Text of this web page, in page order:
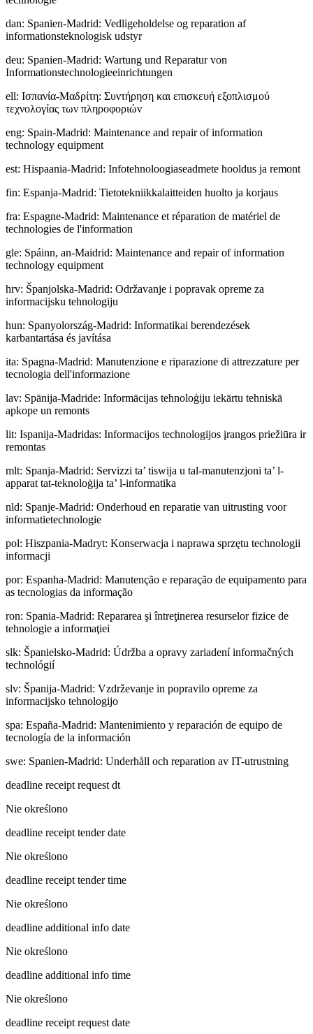
dan: Spanien-Madrid: Vedligeholdelse og reparation af
informationsteknologisk udstyr
deu: Spanien-Madrid: Wartung und Reparatur von
Informationstechnologieeinrichtungen
ell: Ισπανία-Μαδρίτη: Συντήρηση και επισκευή εξοπλισμού
τεχνολογίας των πληροφοριών
eng: Spain-Madrid: Maintenance and repair of information
technology equipment
est: Hispaania-Madrid: Infotehnoloogiaseadmete hooldus ja remont
fin: Espanja-Madrid: Tietotekniikkalaitteiden huolto ja korjaus
fra: Espagne-Madrid: Maintenance et réparation de matériel de
technologies de l'information
gle: Spáinn, an-Maidrid: Maintenance and repair of information
technology equipment
hrv: Španjolska-Madrid: Održavanje i popravak opreme za
informacijsku tehnologiju
hun: Spanyolország-Madrid: Informatikai berendezések
karbantartása és javítása
ita: Spagna-Madrid: Manutenzione e riparazione di attrezzature per
tecnologia dell'informazione
lav: Spānija-Madride: Informācijas tehnoloģiju iekārtu tehniskā
apkope un remonts
lit: Ispanija-Madridas: Informacijos technologijos įrangos priežiūra ir
remontas
mlt: Spanja-Madrid: Servizzi ta’ tiswija u tal-manutenzjoni ta’ l-
apparat tat-teknoloġija ta’ l-informatika
nld: Spanje-Madrid: Onderhoud en reparatie van uitrusting voor
informatietechnologie
pol: Hiszpania-Madryt: Konserwacja i naprawa sprzętu technologii
informacji
por: Espanha-Madrid: Manutenção e reparação de equipamento para
as tecnologias da informação
ron: Spania-Madrid: Repararea şi întreţinerea resurselor fizice de
tehnologie a informaţiei
slk: Španielsko-Madrid: Údržba a opravy zariadení informačných
technológií
slv: Španija-Madrid: Vzdrževanje in popravilo opreme za
informacijsko tehnologijo
spa: España-Madrid: Mantenimiento y reparación de equipo de
tecnología de la información
swe: Spanien-Madrid: Underhåll och reparation av IT-utrustning
deadline receipt request dt
Nie określono
deadline receipt tender date
Nie określono
deadline receipt tender time
Nie określono
deadline additional info date
Nie określono
deadline additional info time
Nie określono
deadline receipt request date